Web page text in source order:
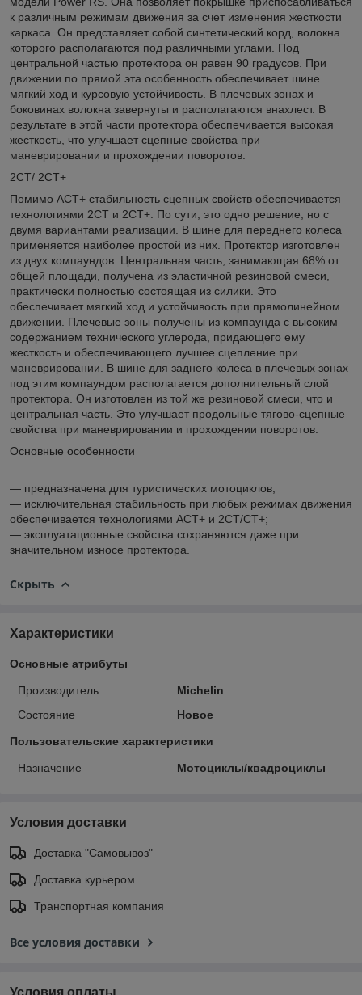
к различным режимам движения за счет изменения жесткости
каркаса. Он представляет собой синтетический корд, волокна
которого располагаются под различными углами. Под
центральной частью протектора он равен 90 градусов. При
движении по прямой эта особенность обеспечивает шине
мягкий ход и курсовую устойчивость. В плечевых зонах и
боковинах волокна завернуты и располагаются внахлест. В
результате в этой части протектора обеспечивается высокая
жесткость, что улучшает сцепные свойства при
маневрировании и прохождении поворотов.
2CT/ 2CT+
Помимо ACT+ стабильность сцепных свойств обеспечивается
технологиями 2CT и 2CT+. По сути, это одно решение, но с
двумя вариантами реализации. В шине для переднего колеса
применяется наиболее простой из них. Протектор изготовлен
из двух компаундов. Центральная часть, занимающая 68% от
общей площади, получена из эластичной резиновой смеси,
практически полностью состоящая из силики. Это
обеспечивает мягкий ход и устойчивость при прямолинейном
движении. Плечевые зоны получены из компаунда с высоким
содержанием технического углерода, придающего ему
жесткость и обеспечивающего лучшее сцепление при
маневрировании. В шине для заднего колеса в плечевых зонах
под этим компаундом располагается дополнительный слой
протектора. Он изготовлен из той же резиновой смеси, что и
центральная часть. Это улучшает продольные тягово-сцепные
свойства при маневрировании и прохождении поворотов.
Основные особенности
— предназначена для туристических мотоциклов;
— исключительная стабильность при любых режимах движения
обеспечивается технологиями ACT+ и 2CT/CT+;
— эксплуатационные свойства сохраняются даже при
значительном износе протектора.
Скрыть
Характеристики
Основные атрибуты
Производитель
Michelin
Состояние
Новое
Пользовательские характеристики
Назначение Мотоциклы/квадроциклы
Условия доставки
Доставка "Самовывоз"
Доставка курьером
Транспортная компания
Все условия доставки
Условия оплаты